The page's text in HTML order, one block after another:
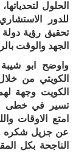
الحلول
للدور
تحقيق رؤية
الجهد والوقت
واوضح ابو
الكويتي من
الكويت وجهة
تسير في خطى
امتع الاوقات
عن جزيل شكره
الناجحة بكل